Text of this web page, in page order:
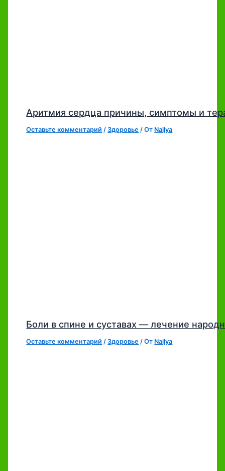
Аритмия сердца причины, симптомы и
Оставьте комментарий /Здоровье / От Najlya
Боли в спине и суставах — лечение
Оставьте комментарий /Здоровье / От Najlya